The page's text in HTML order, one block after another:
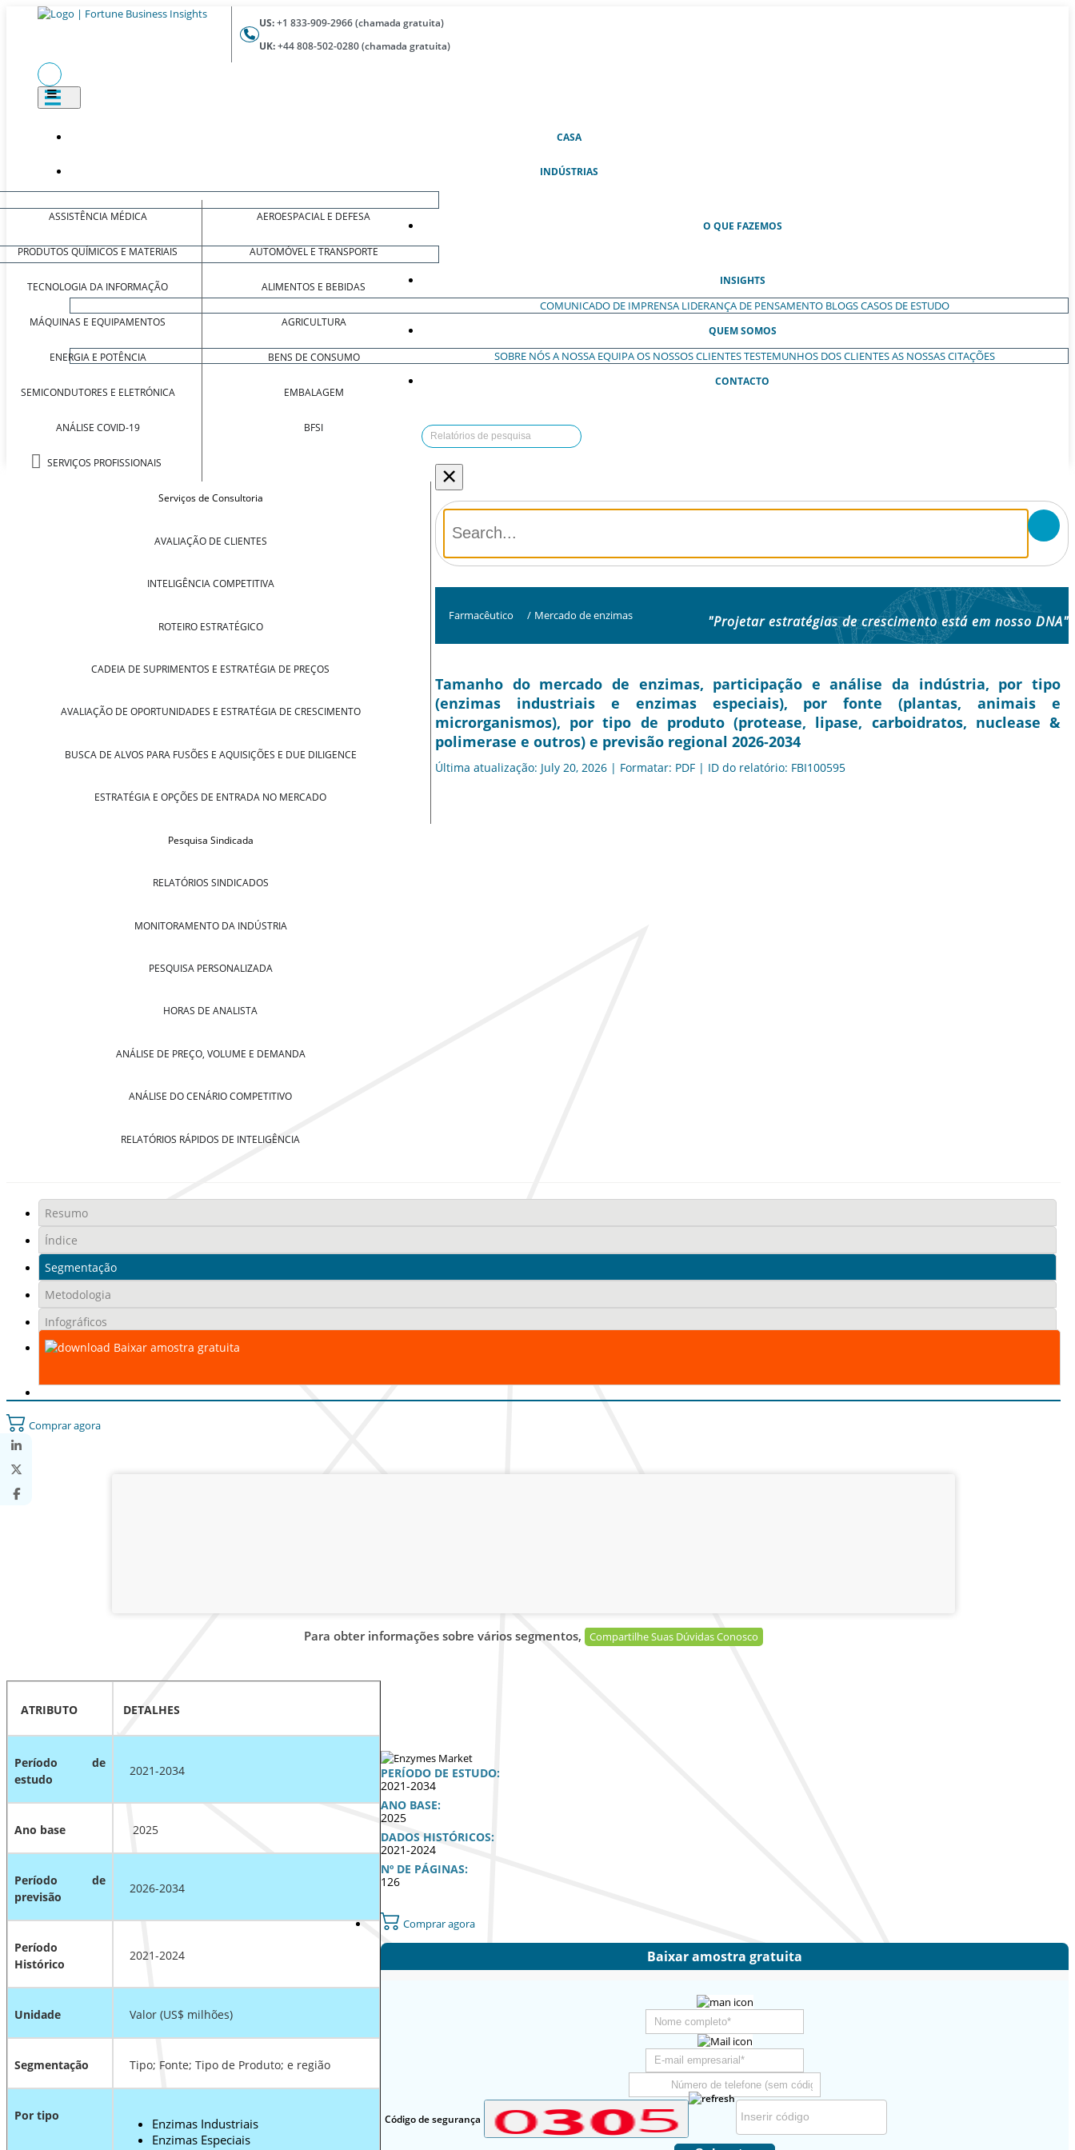
US:+1 833-909-2966 (chamada gratuita)
UK:+44 808-502-0280 (chamada gratuita)
CASA(ATUAL)
INDÚSTRIAS
ASSISTÊNCIA MÉDICA
PRODUTOS QUÍMICOS E MATERIAIS
TECNOLOGIA DA INFORMAÇÃO
MÁQUINAS E EQUIPAMENTOS
ENERGIA E POTÊNCIA
SEMICONDUTORES E ELETRÓNICA
ANÁLISE COVID-19
SERVIÇOS PROFISSIONAIS
AEROESPACIAL E DEFESA
AUTOMÓVEL E TRANSPORTE
ALIMENTOS E BEBIDAS
AGRICULTURA
BENS DE CONSUMO
EMBALAGEM
BFSI
O QUE FAZEMOS
Serviços de Consultoria
AVALIAÇÃO DE CLIENTES
INTELIGÊNCIA COMPETITIVA
ROTEIRO ESTRATÉGICO
CADEIA DE SUPRIMENTOS E ESTRATÉGIA DE PREÇOS
AVALIAÇÃO DE OPORTUNIDADES E ESTRATÉGIA DE CRESCIMENTO
BUSCA DE ALVOS PARA FUSÕES E AQUISIÇÕES E DUE DILIGENCE
ESTRATÉGIA E OPÇÕES DE ENTRADA NO MERCADO
Pesquisa Sindicada
RELATÓRIOS SINDICADOS
MONITORAMENTO DA INDÚSTRIA
PESQUISA PERSONALIZADA
HORAS DE ANALISTA
ANÁLISE DE PREÇO, VOLUME E DEMANDA
ANÁLISE DO CENÁRIO COMPETITIVO
RELATÓRIOS RÁPIDOS DE INTELIGÊNCIA
INSIGHTS
COMUNICADO DE IMPRENSA LIDERANÇA DE PENSAMENTO BLOGSCASOS DE ESTUDO
QUEM SOMOS
SOBRE NÓSA NOSSA EQUIPAOS NOSSOS CLIENTESTESTEMUNHOS DOS CLIENTESAS NOSSAS CITAÇÕES
CONTACTO
×
Farmacêutico / Mercado de enzimas "Projetar estratégias de crescimento está em nosso DNA"
Tamanho do mercado de enzimas, participação e análise da indústria, por tipo
(enzimas industriais e enzimas especiais), por fonte (plantas, animais e
microrganismos), por tipo de produto (protease, lipase, carboidratos, nuclease &
polimerase e outros) e previsão regional 2026-2034
Última atualização: July 20, 2026 | Formatar: PDF | ID do relatório: FBI100595
Resumo
Índice
Segmentação
Metodologia
Infográficos
Baixar amostra gratuita
Comprar agora
Para obter informações sobre vários segmentos, Compartilhe Suas Dúvidas Conosco
ATRIBUTO DETALHES
Período de
estudo
2021-2034
Ano base 2025
Período de
previsão
2026-2034
Período
Histórico
2021-2024
Unidade Valor (US$ milhões)
Segmentação Tipo; Fonte; Tipo de Produto; e região
Por tipo
Enzimas Industriais
Enzimas Especiais
PERÍODO DE ESTUDO:
2021-2034
ANO BASE:
2025
DADOS HISTÓRICOS:
2021-2024
Nº DE PÁGINAS:
126
Comprar agora
Baixar amostra gratuita
Código de segurança